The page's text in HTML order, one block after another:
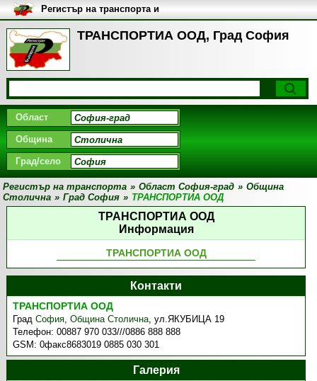
ТРАНСПОРТИА ООД, Град София
Регистър на транспорта и
транспортните фирми в
България
Област
Община
Град/село
Регистър на транспорта » Област София-град » Община
Столична » Град София » ТРАНСПОРТИА ООД
ТРАНСПОРТИА ООД
Информация
ТРАНСПОРТИА ООД
Контакти
ТРАНСПОРТИА ООД
ГрадСофия,Община Столична,ул.ЯКУБИЦА 19
Телефон:00887 970 033///0886 888 888
GSM:0факс8683019 0885 030 301
Галерия